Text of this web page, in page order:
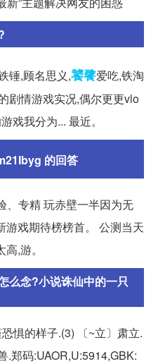
锤,顾名思义,饕餮爱吃,铁淘
剧情游戏实况,偶尔更更vlo
戏我分为... 最近。
的回答
、专精 玩赤壁一半因为无
戏期待榜榜首。 公测当天
,游。
么念?小说诛仙中的一只
惧的样子.(3) 〔~立〕肃立.
.郑码:UAOR,U:5914,GBK: